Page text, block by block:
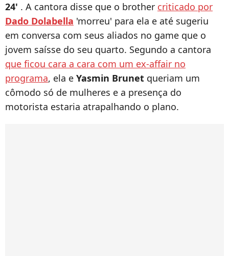
24' . A cantora disse que o brother criticado por
Dado Dolabella 'morreu' para ela e até sugeriu
em conversa com seus aliados no game que o
jovem saísse do seu quarto. Segundo a cantora
que ficou cara a cara com um ex-affair no
programa, ela e Yasmin Brunet queriam um
cômodo só de mulheres e a presença do
motorista estaria atrapalhando o plano.